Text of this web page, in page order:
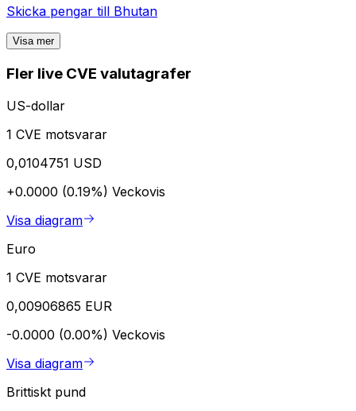
Skicka pengar till Bhutan
Visa mer
Fler live CVE valutagrafer
US-dollar
1 CVE motsvarar
0,0104751 USD
+0.0000 (0.19%) Veckovis
Visa diagram
Euro
1 CVE motsvarar
0,00906865 EUR
-0.0000 (0.00%) Veckovis
Visa diagram
Brittiskt pund